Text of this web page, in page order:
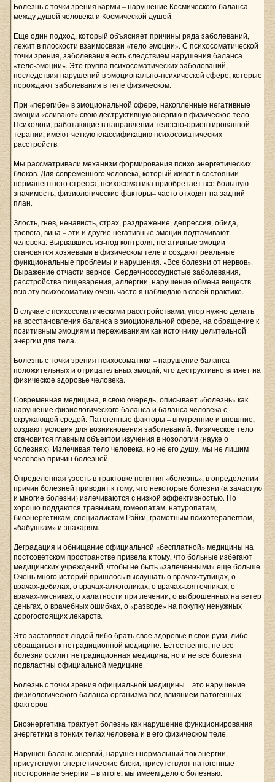
Болезнь с точки зрения кармы – нарушение Космического баланса
между душой человека и Космической душой.
Еще один подход, который объясняет причины ряда заболеваний,
лежит в плоскости взаимосвязи «тело-эмоции». С психосоматической
точки зрения, заболевания есть следствием нарушения баланса
«тело-эмоции». Это группа психосоматических заболеваний,
последствия нарушений в эмоционально-психической сфере, которые
порождают заболевания в теле физическом.
При «перегибе» в эмоциональной сфере, накопленные негативные
эмоции «сливают» свою деструктивную энергию в физическое тело.
Психологи, работающие в направлении телесно-ориентированной
терапии, имеют четкую классификацию психосоматических
расстройств.
Мы рассматривали механизм формирования психо-энергетических
блоков. Для современного человека, который живет в состоянии
перманентного стресса, психосоматика приобретает все большую
значимость, физиологические факторы– часто отходят на задний
план.
Злость, гнев, ненависть, страх, раздражение, депрессия, обида,
тревога, вина – эти и другие негативные эмоции подтачивают
человека. Вырвавшись из-под контроля, негативные эмоции
становятся хозяевами в физическом теле и создают реальные
функциональные проблемы и нарушения. «Все болезни от нервов».
Выражение отчасти верное. Сердечнососудистые заболевания,
расстройства пищеварения, аллергии, нарушение обмена веществ –
всю эту психосоматику очень часто я наблюдаю в своей практике.
В случае с психосоматическими расстройствами, упор нужно делать
на восстановления баланса в эмоциональной сфере, на обращение к
позитивным эмоциям и переживаниям как источнику целительной
энергии для тела.
Болезнь с точки зрения психосоматики – нарушение баланса
положительных и отрицательных эмоций, что деструктивно влияет на
физическое здоровье человека.
Современная медицина, в свою очередь, описывает «болезнь» как
нарушение физиологического баланса и баланса человека с
окружающей средой. Патогенные факторы – внутренние и внешние,
создают условия для возникновения заболеваний. Физическое тело
становится главным объектом изучения в нозологии (науке о
болезнях). Излечивая тело человека, но не его душу, мы не лишим
человека причин болезней.
Определенная узость в трактовке понятия «болезнь», в определении
причин болезней приводит к тому, что некоторые болезни (а зачастую
и многие болезни) излечиваются с низкой эффективностью. Но
хорошо поддаются травникам, гомеопатам, натуропатам,
биоэнергетикам, специалистам Рэйки, грамотным психотерапевтам,
«бабушкам» и знахарям.
Деградация и обнищание официальной «бесплатной» медицины на
постсоветском пространстве привела к тому, что больные избегают
медицинских учреждений, чтобы не быть «залеченными» еще больше.
Очень много историй пришлось выслушать о врачах-тупицах, о
врачах-дебилах, о врачах-алкоголиках, о врачах-взяточниках, о
врачах-мясниках, о халатности при лечении, о выброшенных на ветер
деньгах, о врачебных ошибках, о «разводе» на покупку ненужных
дорогостоящих лекарств.
Это заставляет людей либо брать свое здоровье в свои руки, либо
обращаться к нетрадиционной медицине. Естественно, не все
болезни осилит нетрадиционная медицина, но и не все болезни
подвластны официальной медицине.
Болезнь с точки зрения официальной медицины – это нарушение
физиологического баланса организма под влиянием патогенных
факторов.
Биоэнергетика трактует болезнь как нарушение функционирования
энергетики в тонких телах человека и в его физическом теле.
Нарушен баланс энергий, нарушен нормальный ток энергии,
присутствуют энергетические блоки, присутствуют патогенные
посторонние энергии – в итоге, мы имеем дело с болезнью.